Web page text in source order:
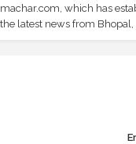
which has
latest news from Bhopal,